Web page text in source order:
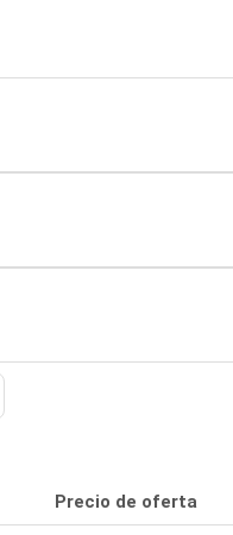
Precio de oferta